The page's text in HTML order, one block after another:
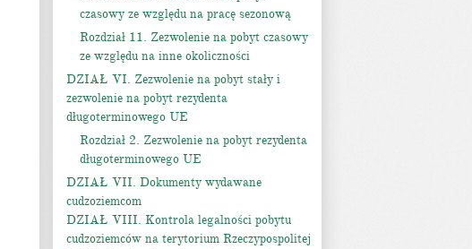
czasowy ze względu na pracę sezonową
Rozdział 11. Zezwolenie na pobyt czasowy
ze względu na inne okoliczności
DZIAŁ VI. Zezwolenie na pobyt stały i
zezwolenie na pobyt rezydenta
długoterminowego UE
Rozdział 2. Zezwolenie na pobyt rezydenta
długoterminowego UE
DZIAŁ VII. Dokumenty wydawane
cudzoziemcom
DZIAŁ VIII. Kontrola legalności pobytu
cudzoziemców na terytorium Rzeczypospolitej